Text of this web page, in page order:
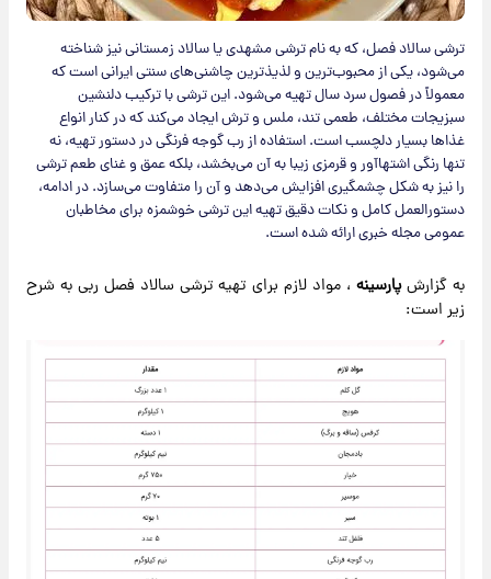
ترشی سالاد فصل، که به نام ترشی مشهدی یا سالاد زمستانی نیز شناخته
می‌شود، یکی از محبوب‌ترین و لذیذترین چاشنی‌های سنتی ایرانی است که
معمولاً در فصول سرد سال تهیه می‌شود. این ترشی با ترکیب دلنشین
سبزیجات مختلف، طعمی تند، ملس و ترش ایجاد می‌کند که در کنار انواع
غذاها بسیار دلچسب است. استفاده از رب گوجه فرنگی در دستور تهیه، نه
تنها رنگی اشتهاآور و قرمزی زیبا به آن می‌بخشد، بلکه عمق و غنای طعم ترشی
را نیز به شکل چشمگیری افزایش می‌دهد و آن را متفاوت می‌سازد. در ادامه،
دستورالعمل کامل و نکات دقیق تهیه این ترشی خوشمزه برای مخاطبان
عمومی مجله خبری ارائه شده است.
به گزارشپارسینه ، مواد لازم برای تهیه ترشی سالاد فصل ربی به شرح
زیر است: